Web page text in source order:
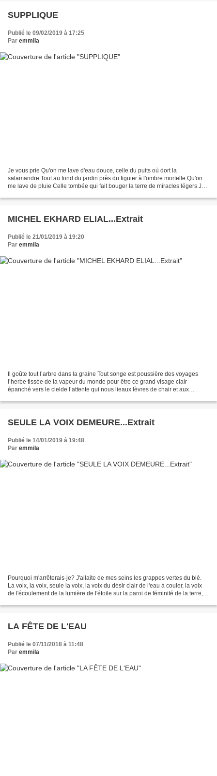
SUPPLIQUE
Publié le 09/02/2019 à 17:25
Par emmila
Je vous prie Qu'on me lave d'eau douce, celle du puits où dort la
salamandre Tout au fond du jardin près du figuier à l'ombre mortelle Qu'on
me lave de pluie Celle tombée qui fait bouger la terre de miracles légers Je
MICHEL EKHARD ELIAL...Extrait
Publié le 21/01/2019 à 19:20
Par emmila
Il goûte tout l’arbre dans la graine Tout songe est poussière des voyages
l’herbe tissée de la vapeur du monde pour être ce grand visage clair
épanché vers le cielde l’attente qui nous lieaux lèvres de chair et aux
SEULE LA VOIX DEMEURE...Extrait
Publié le 14/01/2019 à 19:48
Par emmila
Pourquoi m'arrêterais-je? J'allaite de mes seins les grappes vertes du blé.
La voix, la voix, seule la voix, la voix du désir clair de l'eau à couler, la voix
de l'écoulement de la lumière de l'étoile sur la paroi de féminité de la terre, la
LA FÊTE DE L'EAU
Publié le 07/11/2018 à 11:48
Par emmila